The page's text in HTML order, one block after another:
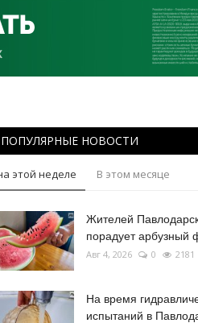
ПОПУЛЯРНЫЕ НОВОСТИ
этой неделе В этом месяце
Жителей
порадует арбузный
Авг 4, 2026 0 2181
На время
испытаний в